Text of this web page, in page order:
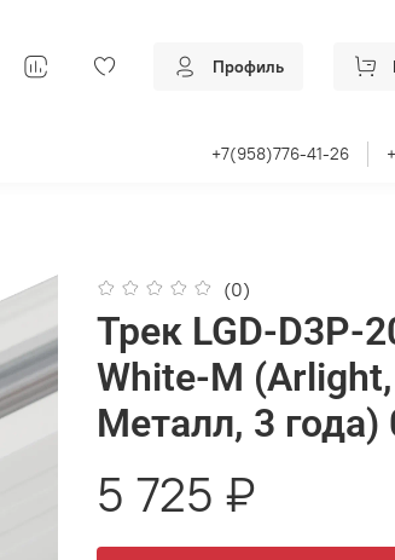
Профиль
+7(958)776-41-26
(0)
Трек LGD-D3P-
White-M
Металл, 3 года)
5 725 ₽